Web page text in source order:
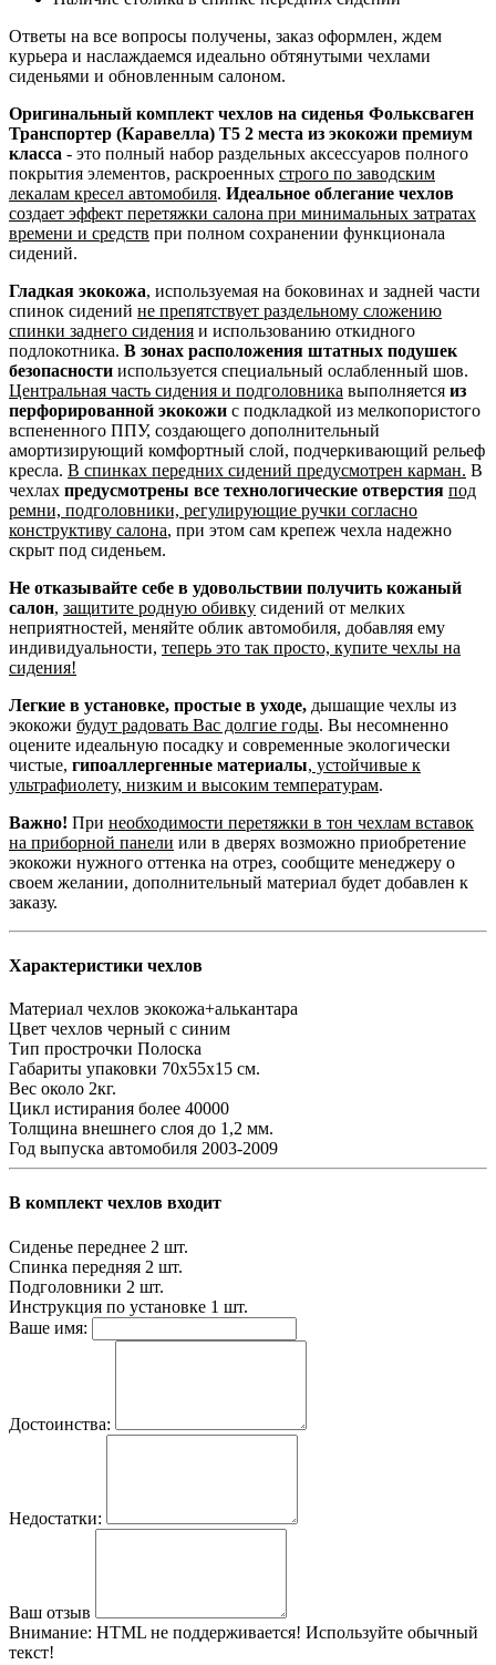
Ответы на все вопросы получены, заказ оформлен, ждем
курьера и наслаждаемся идеально обтянутыми чехлами
сиденьями и обновленным салоном.
Оригинальный комплект чехлов на сиденья Фольксваген
Транспортер (Каравелла) Т5 2 места из экокожи премиум
класса - это полный набор раздельных аксессуаров полного
покрытия элементов, раскроенных строго по заводским
лекалам кресел автомобиля. Идеальное облегание чехлов
создает эффект перетяжки салона при минимальных затратах
времени и средств при полном сохранении функционала
сидений.
Гладкая экокожа, используемая на боковинах и задней части
спинок сидений не препятствует раздельному сложению
спинки заднего сидения и использованию откидного
подлокотника. В зонах расположения штатных подушек
безопасности используется специальный ослабленный шов.
Центральная часть сидения и подголовника выполняется из
перфорированной экокожи с подкладкой из мелкопористого
вспененного ППУ, создающего дополнительный
амортизирующий комфортный слой, подчеркивающий рельеф
кресла. В спинках передних сидений предусмотрен карман. В
чехлах предусмотрены все технологические отверстия под
ремни, подголовники, регулирующие ручки согласно
конструктиву салона, при этом сам крепеж чехла надежно
скрыт под сиденьем.
Не отказывайте себе в удовольствии получить кожаный
салон, защитите родную обивку сидений от мелких
неприятностей, меняйте облик автомобиля, добавляя ему
индивидуальности, теперь это так просто, купите чехлы на
сидения!
Легкие в установке, простые в уходе, дышащие чехлы из
экокожи будут радовать Вас долгие годы. Вы несомненно
оцените идеальную посадку и современные экологически
чистые, гипоаллергенные материалы, устойчивые к
ультрафиолету, низким и высоким температурам.
Важно! При необходимости перетяжки в тон чехлам вставок
на приборной панели или в дверях возможно приобретение
экокожи нужного оттенка на отрез, сообщите менеджеру о
своем желании, дополнительный материал будет добавлен к
заказу.
Характеристики чехлов
Материал чехлов экокожа+алькантара
Цвет чехлов черный с синим
Тип прострочки Полоска
Габариты упаковки 70х55х15 см.
Вес около 2кг.
Цикл истирания более 40000
Толщина внешнего слоя до 1,2 мм.
Год выпуска автомобиля 2003-2009
В комплект чехлов входит
Сиденье переднее 2 шт.
Спинка передняя 2 шт.
Подголовники 2 шт.
Инструкция по установке 1 шт.
Ваше имя:
Достоинства:
Недостатки:
Ваш отзыв
Внимание: HTML не поддерживается! Используйте обычный
текст!